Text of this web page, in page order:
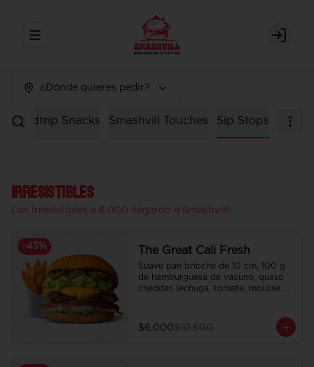
Abrir menu de navegación Login
¿Dónde quieres pedir?
Roadtrip Snacks Smashvill Touches Sip Stops
Irresistibles
Los Irresistibles a 6.000 llegaron a Smashvill!
-43% The Great Cali Fresh
Suave pan brioche de 10 cm, 100 g
de hamburguesa de vacuno, queso
cheddar, lechuga, tomate, mousse de
$6.000$10.500